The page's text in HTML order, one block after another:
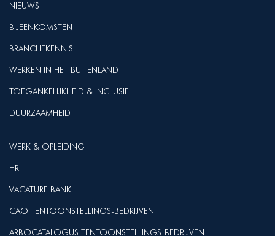
NIEUWS
BIJEENKOMSTEN
BRANCHEKENNIS
WERKEN IN HET BUITENLAND
TOEGANKELIJKHEID & INCLUSIE
DUURZAAMHEID
WERK & OPLEIDING
HR
VACATURE BANK
CAO TENTOONSTELLINGS-BEDRIJVEN
ARBOCATALOGUS TENTOONSTELLINGS-BEDRIJVEN